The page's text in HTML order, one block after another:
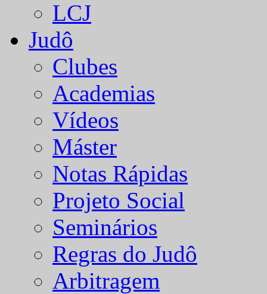
LCJ
Judô
Clubes
Academias
Vídeos
Máster
Notas Rápidas
Projeto Social
Seminários
Regras do Judô
Arbitragem